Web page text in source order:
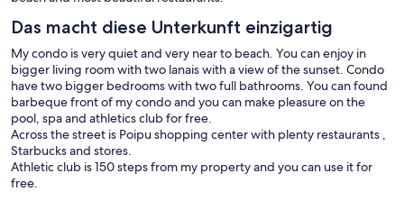
Das macht diese Unterkunft einzigartig
My condo is very quiet and very near to beach. You can enjoy in
bigger living room with two lanais with a view of the sunset. Condo
have two bigger bedrooms with two full bathrooms. You can found
barbeque front of my condo and you can make pleasure on the
pool, spa and athletics club for free.
Across the street is Poipu shopping center with plenty restaurants ,
Starbucks and stores.
Athletic club is 150 steps from my property and you can use it for
free.